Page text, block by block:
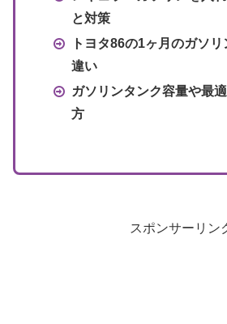
と対策
トヨタ86の1ヶ月のガソ
違い
ガソリンタンク容量や最
方
スポンサーリン